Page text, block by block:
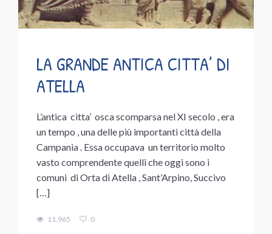
LA GRANDE ANTICA CITTA’ DI
ATELLA
L’antica citta’ osca scomparsa nel XI secolo , era
un tempo , una delle più importanti città della
Campania . Essa occupava un territorio molto
vasto comprendente quelli che oggi sono i
comuni di Orta di Atella , Sant’Arpino, Succivo
[…]
11.965 0